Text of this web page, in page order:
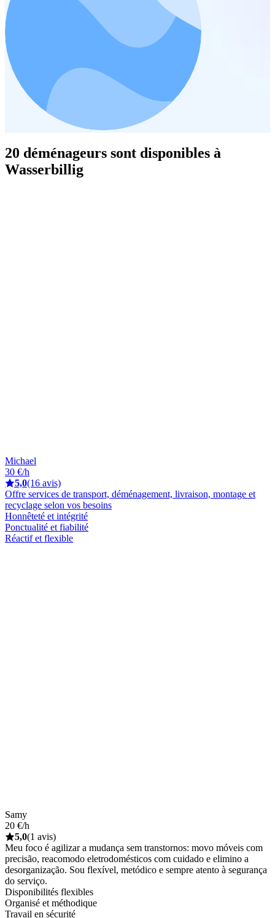
20 déménageurs sont disponibles à
Wasserbillig
Michael
30 €/h
5,0(16 avis)
Offre services de transport, déménagement, livraison, montage et
recyclage selon vos besoins
Honnêteté et intégrité
Ponctualité et fiabilité
Réactif et flexible
Samy
20 €/h
5,0(1 avis)
Meu foco é agilizar a mudança sem transtornos: movo móveis com
precisão, reacomodo eletrodomésticos com cuidado e elimino a
desorganização. Sou flexível, metódico e sempre atento à segurança
do serviço.
Disponibilités flexibles
Organisé et méthodique
Travail en sécurité